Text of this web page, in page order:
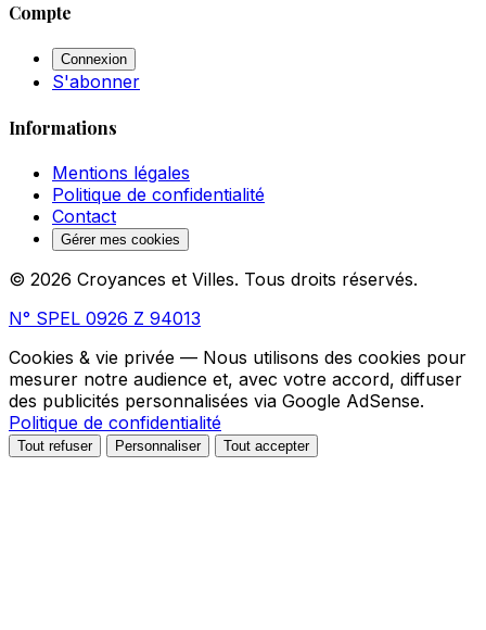
Compte
Connexion
S'abonner
Informations
Mentions légales
Politique de confidentialité
Contact
Gérer mes cookies
© 2026 Croyances et Villes. Tous droits réservés.
N° SPEL 0926 Z 94013
Cookies & vie privée — Nous utilisons des cookies pour
mesurer notre audience et, avec votre accord, diffuser
des publicités personnalisées via Google AdSense.
Politique de confidentialité
Tout refuser Personnaliser Tout accepter